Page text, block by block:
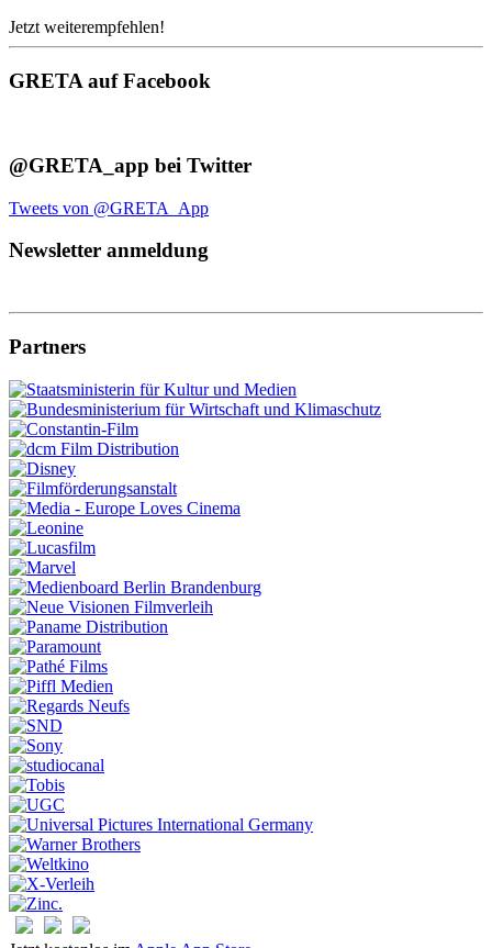
Jetzt weiterempfehlen!
GRETA auf Facebook
@GRETA_app bei Twitter
Tweets von @GRETA_App
Newsletter anmeldung
Partners